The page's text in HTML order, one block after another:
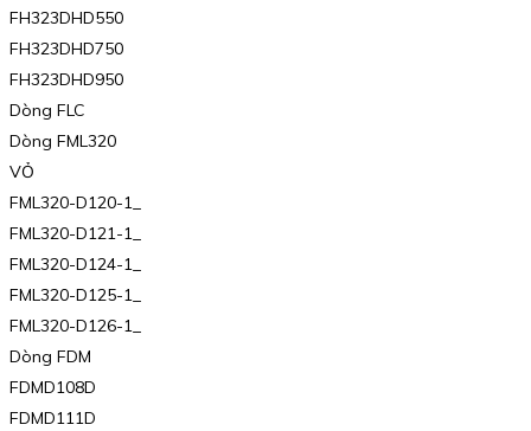
FH323DHD550
FH323DHD750
FH323DHD950
Dòng FLC
Dòng FML320
VỎ
FML320-D120-1_
FML320-D121-1_
FML320-D124-1_
FML320-D125-1_
FML320-D126-1_
Dòng FDM
FDMD108D
FDMD111D